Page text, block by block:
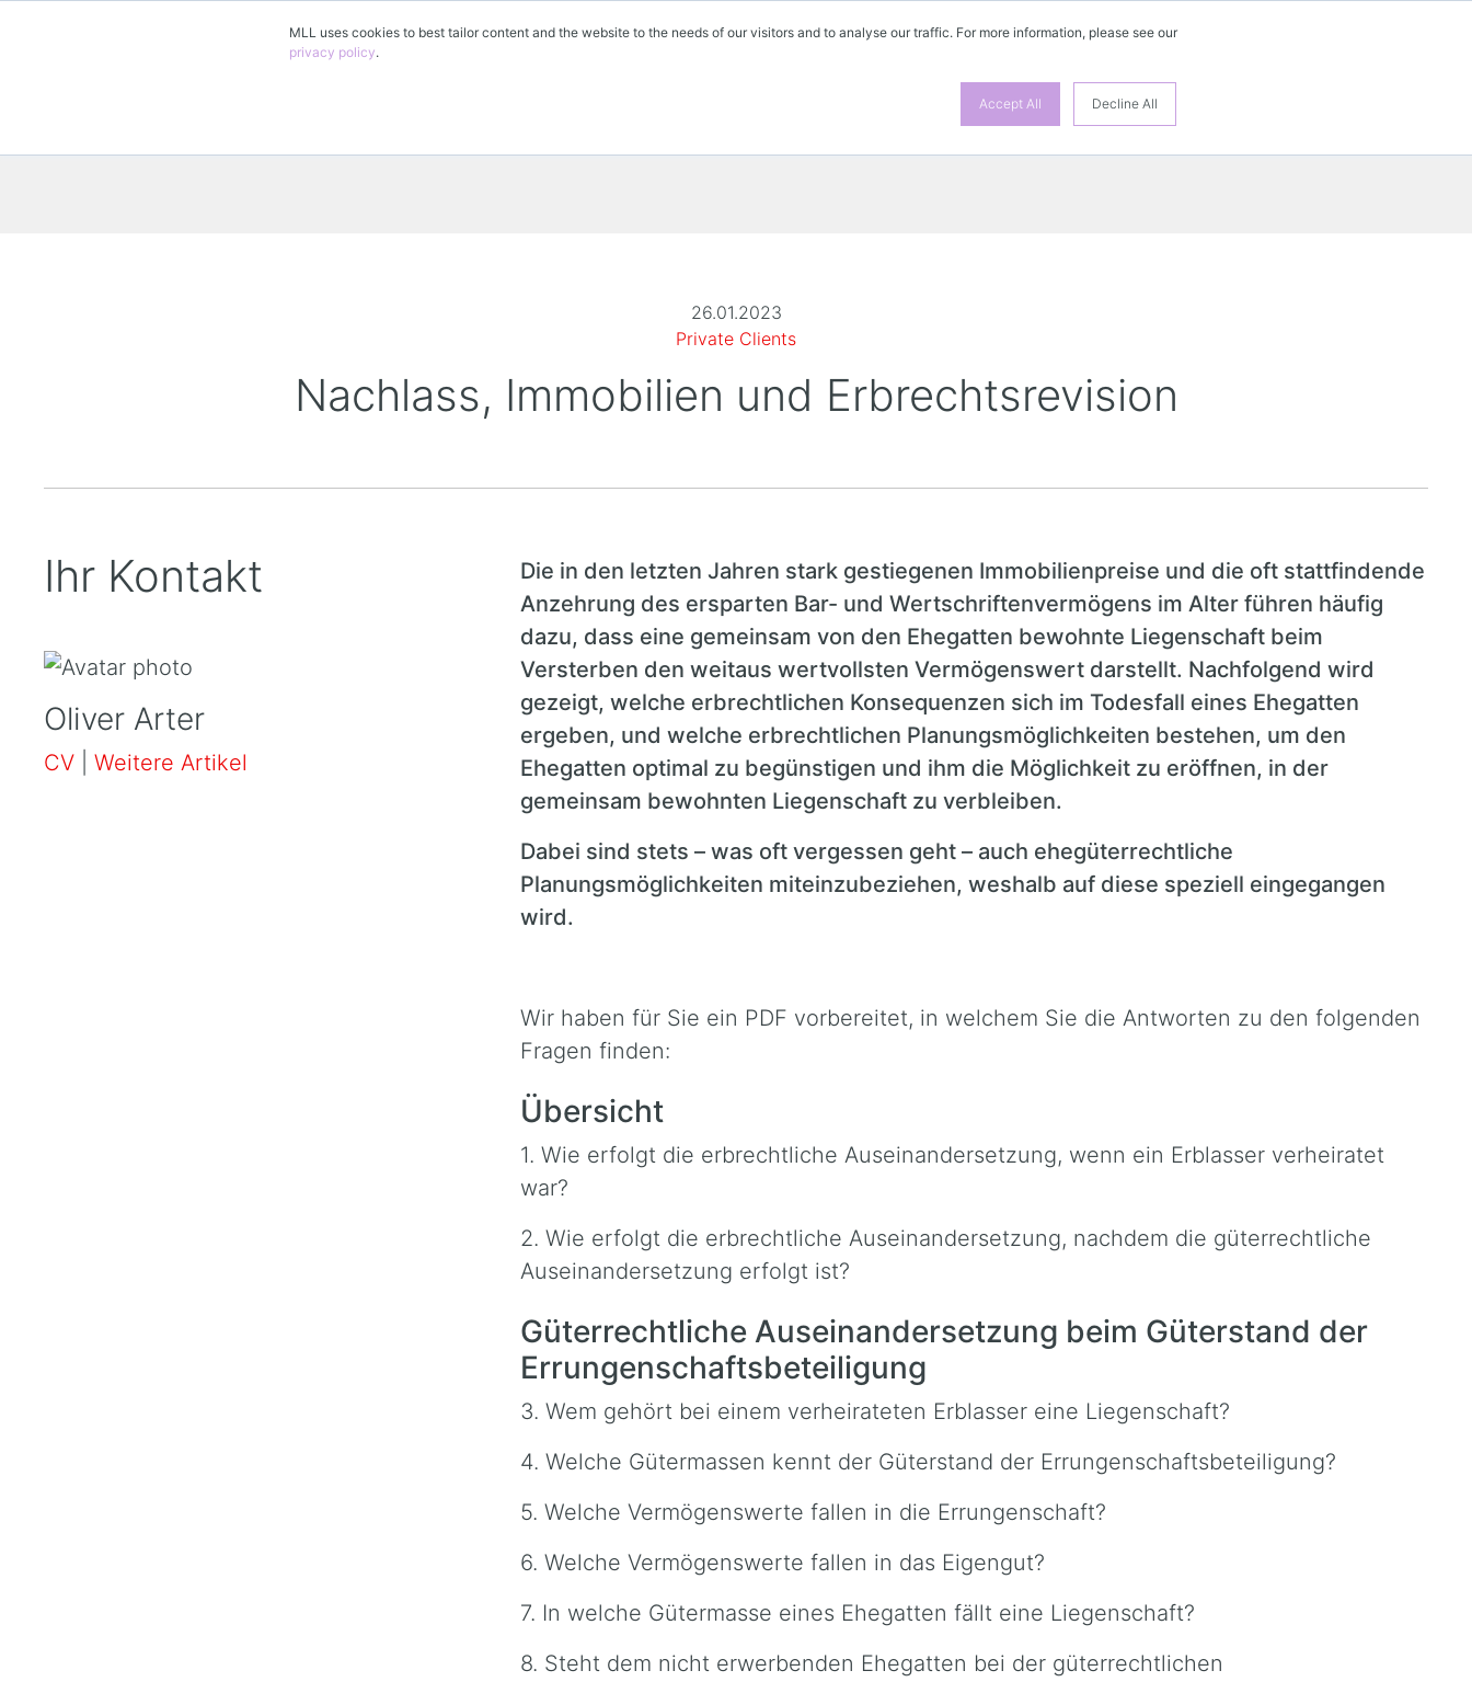
MLL uses cookies to best tailor content and the website to the needs of our visitors and to analyse our traffic. For more information, please see our
privacy policy.
Accept All Decline All
26.01.2023
Private Clients
Nachlass, Immobilien und Erbrechtsrevision
Ihr Kontakt
Oliver Arter
CV Weitere Artikel
Die in den letzten Jahren stark gestiegenen Immobilienpreise und die oft stattfindende
Anzehrung des ersparten Bar- und Wertschriftenvermögens im Alter führen häufig
dazu, dass eine gemeinsam von den Ehegatten bewohnte Liegenschaft beim
Versterben den weitaus wertvollsten Vermögenswert darstellt. Nachfolgend wird
gezeigt, welche erbrechtlichen Konsequenzen sich im Todesfall eines Ehegatten
ergeben, und welche erbrechtlichen Planungsmöglichkeiten bestehen, um den
Ehegatten optimal zu begünstigen und ihm die Möglichkeit zu eröffnen, in der
gemeinsam bewohnten Liegenschaft zu verbleiben.
Dabei sind stets – was oft vergessen geht – auch ehegüterrechtliche
Planungsmöglichkeiten miteinzubeziehen, weshalb auf diese speziell eingegangen
wird.
Wir haben für Sie ein PDF vorbereitet, in welchem Sie die Antworten zu den folgenden
Fragen finden:
Übersicht
1. Wie erfolgt die erbrechtliche Auseinandersetzung, wenn ein Erblasser verheiratet
war?
2. Wie erfolgt die erbrechtliche Auseinandersetzung, nachdem die güterrechtliche
Auseinandersetzung erfolgt ist?
Güterrechtliche Auseinandersetzung beim Güterstand der
Errungenschaftsbeteiligung
3. Wem gehört bei einem verheirateten Erblasser eine Liegenschaft?
4. Welche Gütermassen kennt der Güterstand der Errungenschaftsbeteiligung?
5. Welche Vermögenswerte fallen in die Errungenschaft?
6. Welche Vermögenswerte fallen in das Eigengut?
7. In welche Gütermasse eines Ehegatten fällt eine Liegenschaft?
8. Steht dem nicht erwerbenden Ehegatten bei der güterrechtlichen